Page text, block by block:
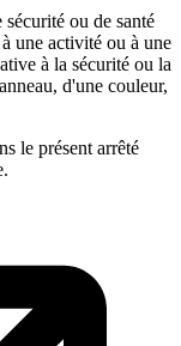
ou de santé
une activité ou à une
à la sécurité ou la
d'une couleur,
le présent arrêté